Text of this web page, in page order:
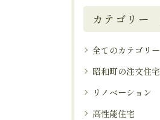
カテゴリー
全てのカテゴリー
昭和町の注文住宅
リノベーション
高性能住宅